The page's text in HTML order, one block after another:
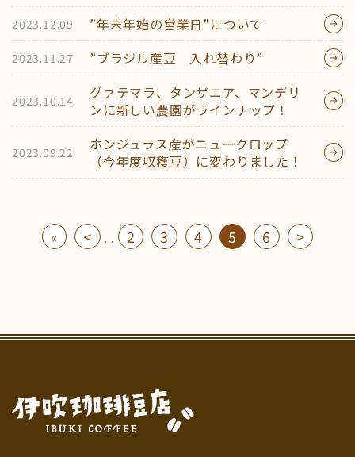
2023.12.09 ”年末年始の営業日”について
2023.11.27 ”ブラジル産豆 入れ替わり”
2023.10.14
グァテマラ、タンザニア、マンデリ
ンに新しい農園がラインナップ！
2023.09.22
ホンジュラス産がニュークロップ
（今年度収穫豆）に変わりました！
« < ... 2 3 4 5 6 >